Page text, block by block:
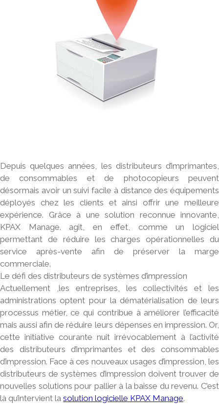
Depuis quelques années, les distributeurs d’imprimantes,
de consommables et de photocopieurs peuvent
désormais avoir un suivi facile à distance des équipements
déployés chez les clients et ainsi offrir une meilleure
expérience. Grâce à une solution reconnue innovante,
KPAX Manage. agit, en effet, comme un logiciel
permettant de réduire les charges opérationnelles du
service après-vente afin de préserver la marge
commerciale.
Le défi des distributeurs de systèmes d’impression
Actuellement ,les entreprises, les collectivités et les
administrations optent pour la dématérialisation de leurs
processus métier, ce qui contribue à améliorer l’efficacité
mais aussi afin de réduire leurs dépenses en impression. Or,
cette initiative courante nuit irrévocablement à l’activité
des distributeurs d’imprimantes et des consommables
d’impression. Face à ces nouveaux usages d’impression, les
distributeurs de systèmes d’impression doivent trouver de
nouvelles solutions pour pallier à la baisse du revenu. C’est
là qu’intervient la solution logicielle KPAX Manage.